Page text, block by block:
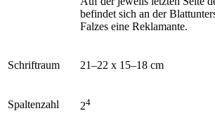
befindet sich an der
Falzes eine Reklamante.
Schriftraum 21–22 x 15–18 cm
Spaltenzahl 24